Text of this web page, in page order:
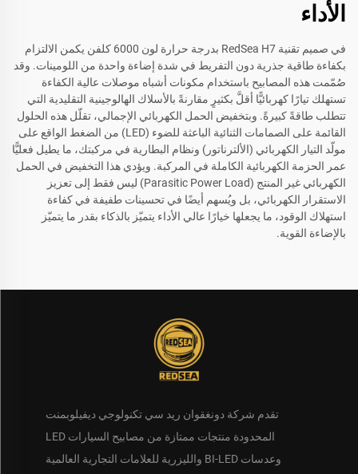
الأداء
في صميم تقنية RedSea H7 بدرجة حرارة لون 6000 كلفن يكمن الالتزام
بكفاءة طاقية جذرية دون التفريط في شدة إضاءة واحدة من اللومينات. وقد
صُمّمت هذه المصابيح باستخدام مكونات أشباه موصلات عالية الكفاءة
تستهلك تيارًا كهربائيًّا أقلَّ بكثيرٍ مقارنةً بالأسلاك الهالوجينية التقليدية التي
تتطلب طاقةً كبيرةً. وبتخفيض الحمل الكهربائي الإجمالي، تقلّل هذه الحلول
القائمة على الصمامات الثنائية الباعثة للضوء (LED) من الضغط الواقع على
مولّد التيار الكهربائي (الألترناتور) ونظام البطارية في مركبتك، ما يطيل فعليًّا
عمر الحزمة الكهربائية الكاملة في المركبة. ويؤدي هذا التخفيض في الحمل
الكهربائي غير المنتج (Parasitic Power Load) ليس فقط إلى تعزيز
الاستقرار الكهربائي، بل ويُسهم أيضًا في تحسينات طفيفة في كفاءة
استهلاك الوقود، ما يجعلها خيارًا عالي الأداء يتميّز بالذكاء بقدر ما يتميّز
بالإضاءة القوية.
تقدم شركة دونغقوان ريد سي تكنولوجي ديفيلوبمنت
المحدودة منتجات ممتازة من مصابيح السيارات LED
وعدسات BI-LED والليزرية للعلامات التجارية العالمية